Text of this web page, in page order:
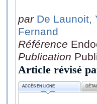
par De Launoit,
Fernand
Référence
Publication
Article révisé
ACCÈS EN LIGNE